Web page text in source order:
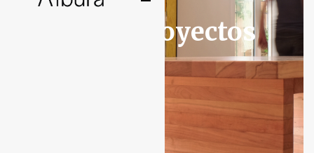
Otros Proyectos